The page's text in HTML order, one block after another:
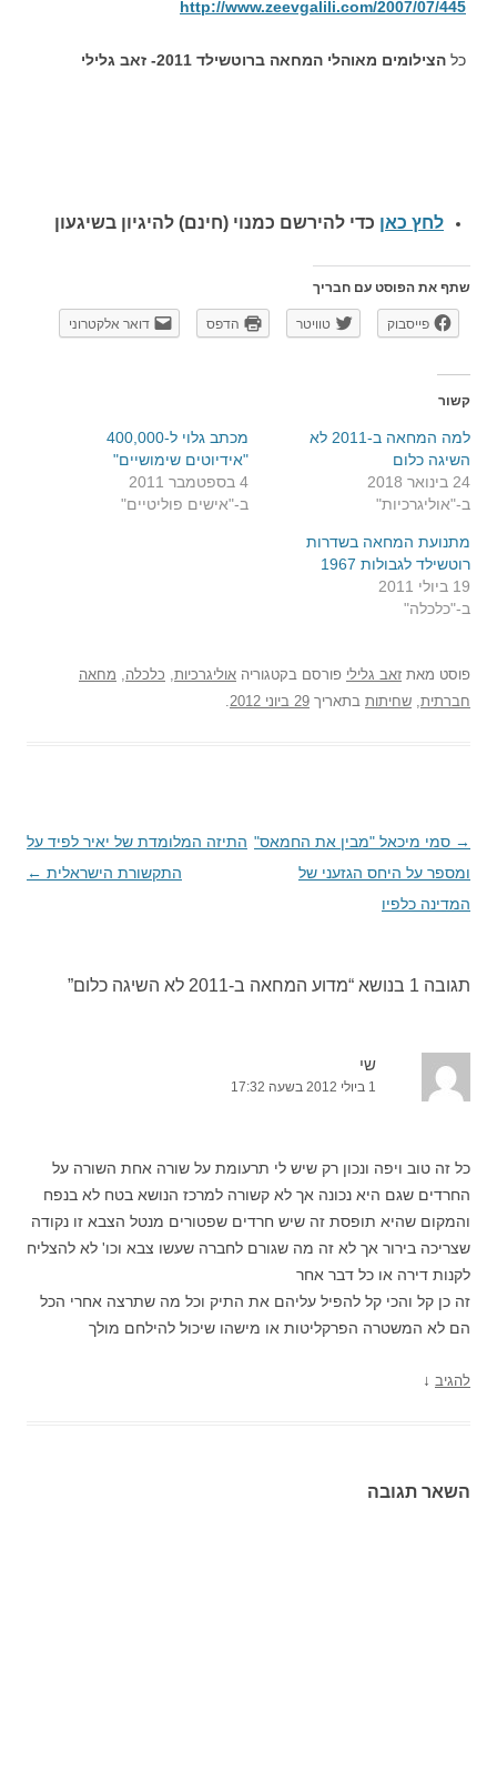
http://www.zeevgalili.com/2007/07/445
כל הצילומים מאוהלי המחאה ברוטשילד 2011- זאב גלילי
לחץ כאן כדי להירשם כמנוי (חינם) להיגיון בשיגעון
שתף את הפוסט עם חבריך
פייסבוק טוויטר הדפס דואר אלקטרוני
קשור
למה המחאה ב-2011 לא
השיגה כלום
24 בינואר 2018
ב-"אוליגרכיות"
מכתב גלוי ל-400,000
"אידיוטים שימושיים"
4 בספטמבר 2011
ב-"אישים פוליטיים"
מתנועת המחאה בשדרות
רוטשילד לגבולות 1967
19 ביולי 2011
ב-"כלכלה"
פוסט מאת זאב גלילי פורסם בקטגוריה אוליגרכיות כלכלה
מחאה
חברתית שחיתות בתאריך 29 ביוני 2012
ניווט
בפוסטים
→ סמי מיכאל "מבין את החמאס"
ומספר על היחס הגזעני של
המדינה כלפיו
התיזה המלומדת של יאיר לפיד על
התקשורת הישראלית ←
תגובה 1 בנושא “ מדוע המחאה ב-2011 לא השיגה כלום ”
שי
1 ביולי 2012 בשעה 17:32
כל זה טוב ויפה ונכון רק שיש לי תרעומת על שורה אחת השורה על
החרדים שגם היא נכונה אך לא קשורה למרכז הנושא בטח לא בנפח
והמקום שהיא תופסת זה שיש חרדים שפטורים מנטל הצבא זו נקודה
שצריכה בירור אך לא זה מה שגורם לחברה שעשו צבא וכו' לא להצליח
לקנות דירה או כל דבר אחר
זה כן קל והכי קל להפיל עליהם את התיק וכל מה שתרצה אחרי הכל
הם לא המשטרה הפרקליטות או מישהו שיכול להילחם מולך
להגיב ↓
השאר תגובה